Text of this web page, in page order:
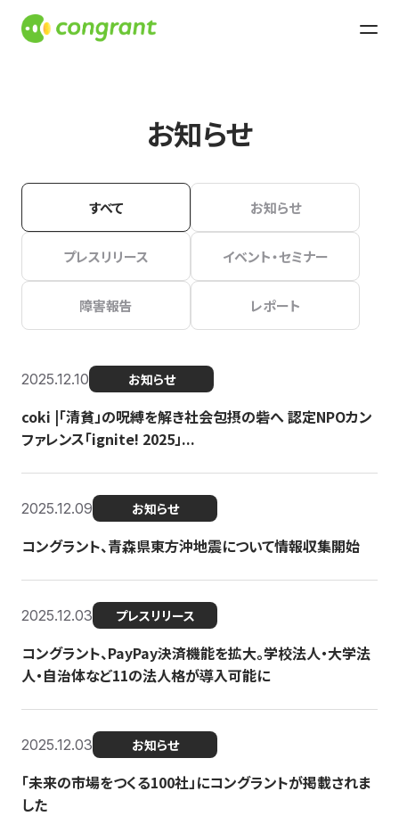
お知らせ
すべて お知らせ
プレスリリース イベント・セミナー
障害報告 レポート
2025.12.10 お知らせ
coki |「清貧」の呪縛を解き社会包摂の砦へ 認定NPOカン
ファレンス「ignite! 2025」...
2025.12.09 お知らせ
コングラント、青森県東方沖地震について情報収集開始
2025.12.03 プレスリリース
コングラント、PayPay決済機能を拡大。学校法人・大学法
人・自治体など11の法人格が導入可能に
2025.12.03 お知らせ
「未来の市場をつくる100社」にコングラントが掲載されま
した